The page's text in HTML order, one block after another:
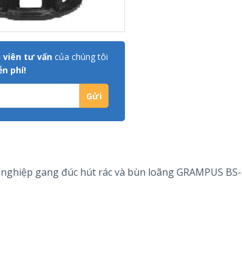
viên tư vấn của chúng tôi
phí!
gang đúc hút rác và bùn loãng GRAMPUS